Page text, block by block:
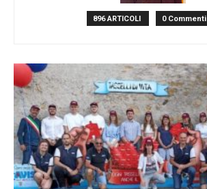
896 ARTICOLI 0 Commenti